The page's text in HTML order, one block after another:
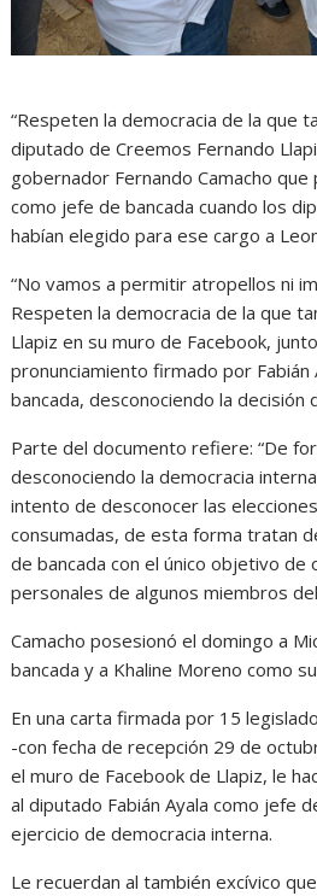
“Respeten la democracia de la que
diputado de Creemos Fernando
gobernador Fernando Camacho
como jefe de bancada cuando los
habían elegido para ese cargo a
“No vamos a permitir atropellos ni
Respeten la democracia de la que
Llapiz en su muro de Facebook,
pronunciamiento firmado por Fabián
bancada, desconociendo la decisión
Parte del documento refiere: “De
desconociendo la democracia
intento de desconocer las
consumadas, de esta forma tratan
de bancada con el único objetivo
personales de algunos miembros
Camacho posesionó el domingo a
bancada y a Khaline Moreno como
En una carta firmada por 15
-con fecha de recepción 29 de
el muro de Facebook de Llapiz, le
al diputado Fabián Ayala como jefe
ejercicio de democracia interna.
Le recuerdan al también excívico